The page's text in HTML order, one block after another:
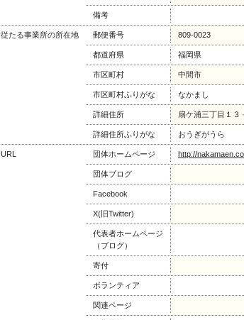
備考
従たる事業所の所在地 郵便番号 809-0023
都道府県 福岡県
市区町村 中間市
市区町村ふりがな なかまし
詳細住所 扇ケ浦三丁目１３
詳細住所ふりがな おうぎがうら
URL 団体ホームページ http://
団体ブログ
Facebook
X(旧Twitter)
代表者ホームページ
（ブログ）
寄付
ボランティア
関連ページ